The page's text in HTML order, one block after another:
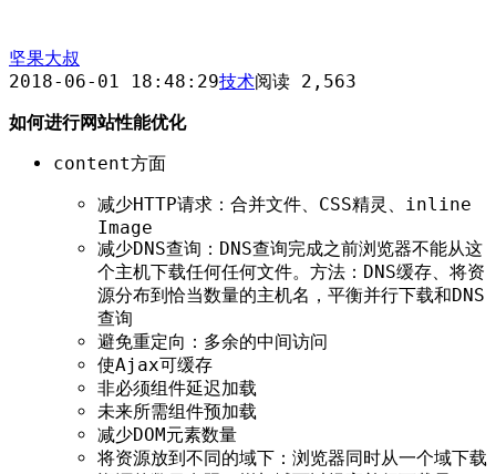
坚果大叔
2018-06-01 18:48:29技术阅读 2,563
如何进行网站性能优化
content方面
减少HTTP请求：合并文件、CSS精灵、inline
Image
减少DNS查询：DNS查询完成之前浏览器不能从这
个主机下载任何任何文件。方法：DNS缓存、将资
源分布到恰当数量的主机名，平衡并行下载和DNS
查询
避免重定向：多余的中间访问
使Ajax可缓存
非必须组件延迟加载
未来所需组件预加载
减少DOM元素数量
将资源放到不同的域下：浏览器同时从一个域下载